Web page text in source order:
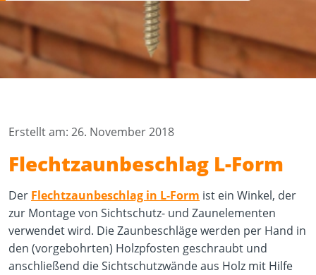
Erstellt am: 26. November 2018
Flechtzaunbeschlag L-Form
Der Flechtzaunbeschlag in L-Form ist ein Winkel, der
zur Montage von Sichtschutz- und Zaunelementen
verwendet wird. Die Zaunbeschläge werden per Hand in
den (vorgebohrten) Holzpfosten geschraubt und
anschließend die Sichtschutzwände aus Holz mit Hilfe